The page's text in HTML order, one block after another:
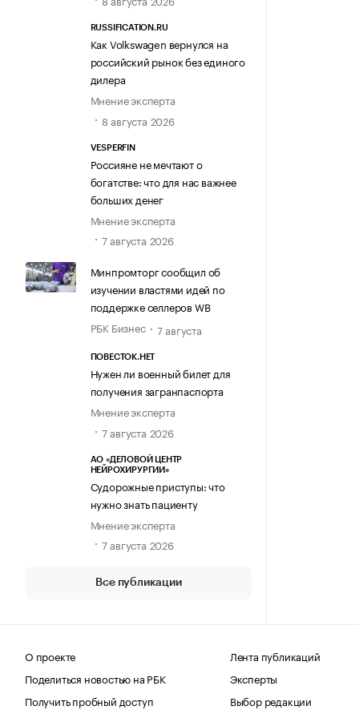
RUSSIFICATION.RU
Как Volkswagen вернулся на
российский рынок без единого
дилера
Мнение эксперта
8 августа 2026
VESPERFIN
Россияне не мечтают о
богатстве: что для нас важнее
больших денег
Мнение эксперта
7 августа 2026
Минпромторг сообщил об
изучении властями идей по
поддержке селлеров WB
РБК Бизнес
7 августа
ПОВЕСТОК.НЕТ
Нужен ли военный билет для
получения загранпаспорта
Мнение эксперта
7 августа 2026
АО «ДЕЛОВОЙ ЦЕНТР
НЕЙРОХИРУРГИИ»
Судорожные приступы: что
нужно знать пациенту
Мнение эксперта
7 августа 2026
Все публикации
О проекте
Поделиться новостью на РБК
Получить пробный доступ
Лента публикаций
Эксперты
Выбор редакции